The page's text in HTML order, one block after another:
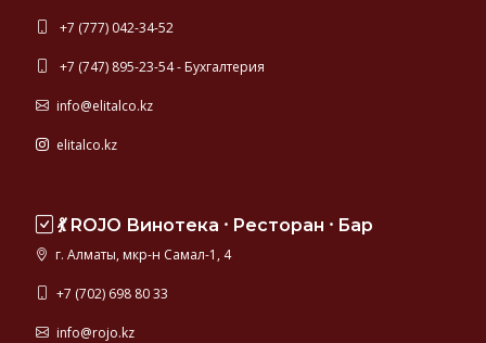
+7 (777) 042-34-52
+7 (747) 895-23-54 - Бухгалтерия
info@elitalco.kz
elitalco.kz
💃 ROJO Винотека ⸱ Ресторан ⸱ Бар
г. Алматы, мкр-н Самал-1, 4
+7 (702) 698 80 33
info@rojo.kz